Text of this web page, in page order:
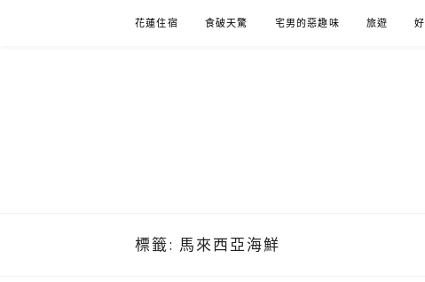
花蓮住宿 食破天驚 宅男的惡趣味 旅遊
標籤: 馬來西亞海鮮